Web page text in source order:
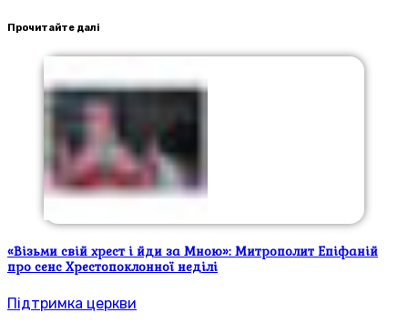
Прочитайте далі
«Візьми свій хрест і йди за Мною»: Митрополит Епіфаній
про сенс Хрестопоклонної неділі
Підтримка церкви